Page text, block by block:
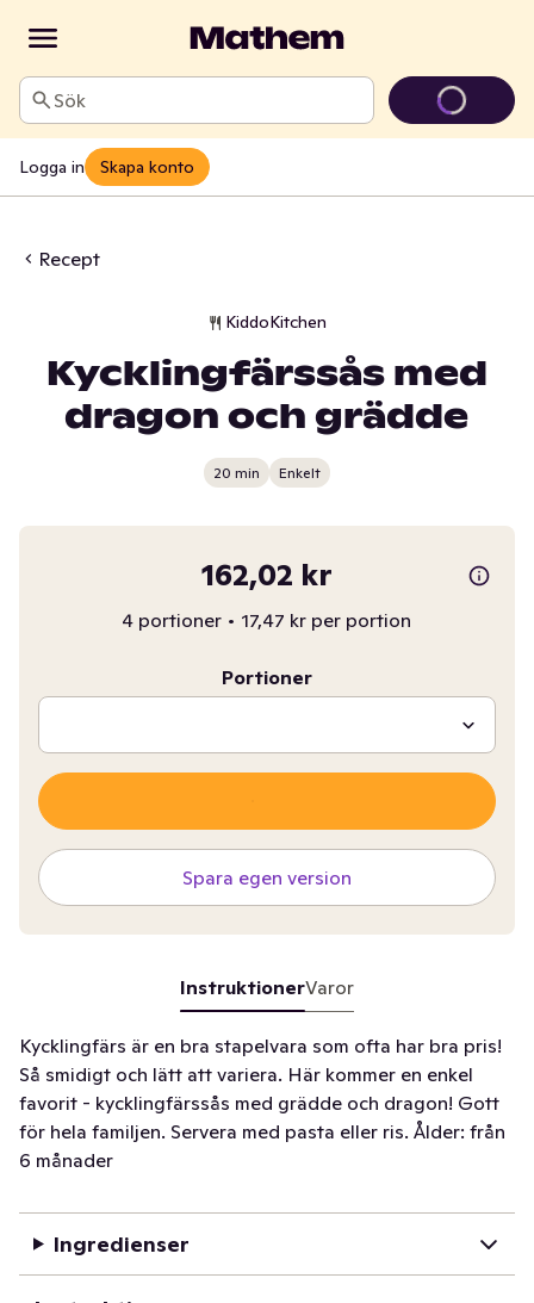
Sök
Logga in Skapa konto
Recept
KiddoKitchen
Kycklingfärssås med
dragon och grädde
20 min Enkelt
162,02 kr
4 portioner • 17,47 kr per portion
Portioner
Spara egen version
InstruktionerVaror
Kycklingfärs är en bra stapelvara som ofta har bra pris!
Så smidigt och lätt att variera. Här kommer en enkel
favorit - kycklingfärssås med grädde och dragon! Gott
för hela familjen. Servera med pasta eller ris. Ålder: från
6 månader
Ingredienser